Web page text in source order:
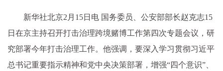
新华社北京2月15日电 国务委员、公安部部长赵克志15
日在京主持召开打击治理跨境赌博工作第四次专题会议，研
究部署今年打击治理工作。他强调，要深入学习贯彻习近平
总书记重要指示精神和党中央决策部署，增强“四个意识”、